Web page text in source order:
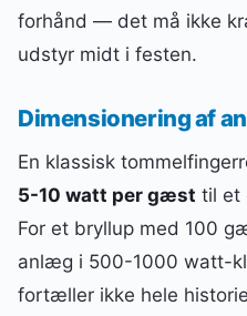
forhånd — det må ikke
udstyr midt i festen.
Dimensionering af
En klassisk
5-10 watt per gæst til et
For et bryllup med 100
anlæg i 500-1000 watt-
fortæller ikke hele